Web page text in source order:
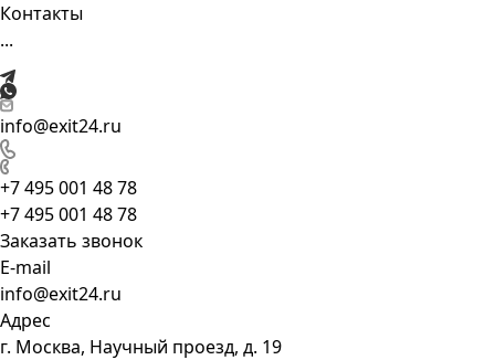
Контакты
...
info@exit24.ru
+7 495 001 48 78
+7 495 001 48 78
Заказать звонок
E-mail
info@exit24.ru
Адрес
г. Москва, Научный проезд, д. 19